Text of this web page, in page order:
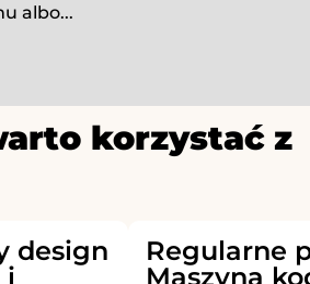
albo...
korzystać z
design
i
Regularne
Maszyna